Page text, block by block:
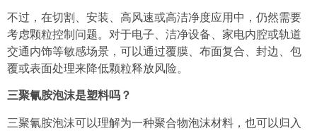
不过，在切割、安装、高风速或高洁净度应用中，仍然需要
考虑颗粒控制问题。对于电子、洁净设备、家电内腔或轨道
交通内饰等敏感场景，可以通过覆膜、布面复合、封边、包
覆或表面处理来降低颗粒释放风险。
三聚氰胺泡沫是塑料吗？
三聚氰胺泡沫可以理解为一种聚合物泡沫材料，也可以归入